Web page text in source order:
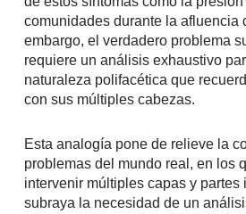
comunidades durante la afluencia
embargo, el verdadero problema
requiere un análisis exhaustivo
naturaleza polifacética que
con sus múltiples cabezas.
Esta analogía pone de relieve la
problemas del mundo real, en los
intervenir múltiples capas y partes
subraya la necesidad de un